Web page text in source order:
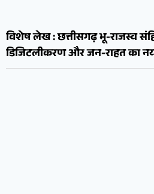
विशेष लेख : छत्तीसगढ़ भू-राजस्व
डिजिटलीकरण और जन-राहत का